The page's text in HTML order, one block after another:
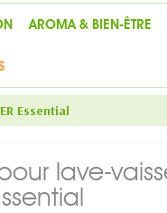
AROMA & BIEN-ÊTRE
Essential
lave-